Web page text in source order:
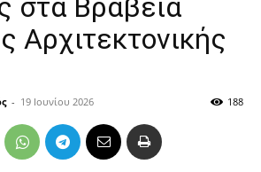
στα Βραβεία
Αρχιτεκτονικής
- 19 Ιουνίου 2026 188